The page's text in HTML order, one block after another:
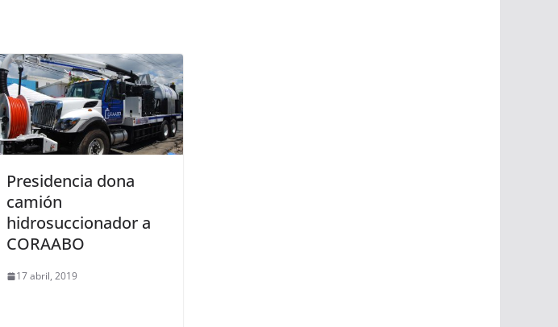
Presidencia dona
camión
hidrosuccionador a
CORAABO
17 abril, 2019